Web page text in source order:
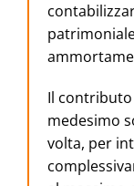
Il contributo
medesimo
volta, per